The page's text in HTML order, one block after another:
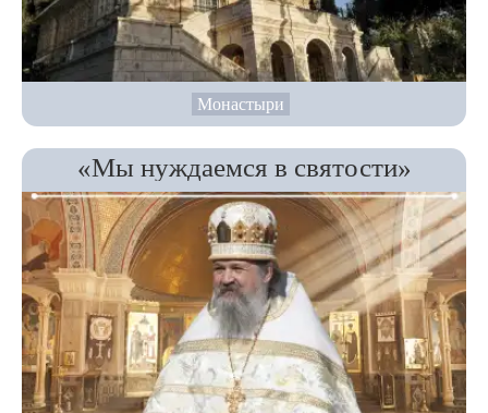
Монастыри
«Мы нуждаемся в святости»